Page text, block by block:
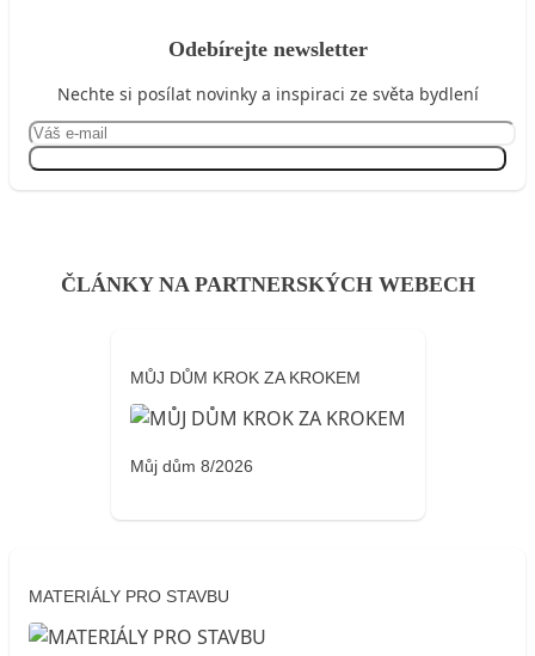
Odebírejte newsletter
Nechte si posílat novinky a inspiraci ze světa bydlení
ČLÁNKY NA PARTNERSKÝCH WEBECH
MŮJ DŮM KROK ZA KROKEM
Můj dům 8/2026
MATERIÁLY PRO STAVBU